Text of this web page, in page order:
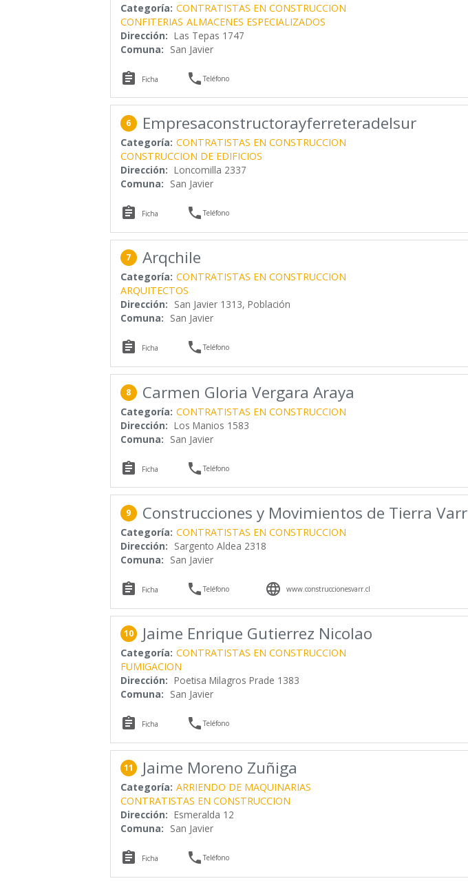
Categoría: CONTRATISTAS EN CONSTRUCCION
CONFITERIAS ALMACENES ESPECIALIZADOS
Dirección: Las Tepas 1747
Comuna: San Javier
 Ficha Teléfono
6 Empresaconstructorayferreteradelsur
Categoría: CONTRATISTAS EN CONSTRUCCION
CONSTRUCCION DE EDIFICIOS
Dirección: Loncomilla 2337
Comuna: San Javier
 Ficha Teléfono
7 Arqchile
Categoría: CONTRATISTAS EN CONSTRUCCION
ARQUITECTOS
Dirección: San Javier 1313, Población
Comuna: San Javier
 Ficha Teléfono
8 Carmen Gloria Vergara Araya
Categoría: CONTRATISTAS EN CONSTRUCCION
Dirección: Los Manios 1583
Comuna: San Javier
 Ficha Teléfono
9 Construcciones y Movimientos de Tierra Varr
Categoría: CONTRATISTAS EN CONSTRUCCION
Dirección: Sargento Aldea 2318
Comuna: San Javier
 Ficha Teléfono  www.construccionesvarr.cl
10 Jaime Enrique Gutierrez Nicolao
Categoría: CONTRATISTAS EN CONSTRUCCION
FUMIGACION
Dirección: Poetisa Milagros Prade 1383
Comuna: San Javier
 Ficha Teléfono
11 Jaime Moreno Zuñiga
Categoría: ARRIENDO DE MAQUINARIAS
CONTRATISTAS EN CONSTRUCCION
Dirección: Esmeralda 12
Comuna: San Javier
 Ficha Teléfono